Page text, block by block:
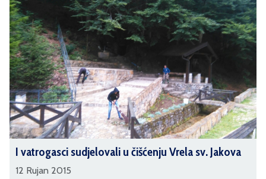
I vatrogasci sudjelovali u čišćenju Vrela sv. Jakova
12 Rujan 2015